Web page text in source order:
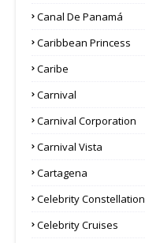
Canal De Panamá
Caribbean Princess
Caribe
Carnival
Carnival Corporation
Carnival Vista
Cartagena
Celebrity Constellation
Celebrity Cruises